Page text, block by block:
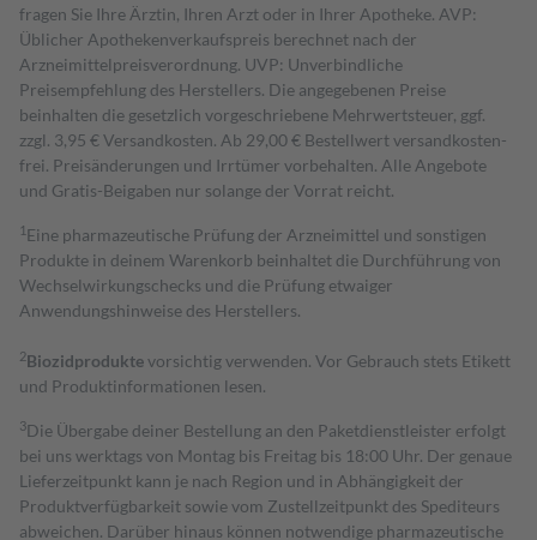
fragen Sie Ihre Ärztin, Ihren Arzt oder in Ihrer Apotheke. AVP:
Üblicher Apothekenverkaufspreis berechnet nach der
Arzneimittelpreisverordnung. UVP: Unverbindliche
Preisempfehlung des Herstellers. Die angegebenen Preise
beinhalten die gesetzlich vorgeschriebene Mehrwertsteuer, ggf.
zzgl. 3,95 € Versandkosten. Ab 29,00 € Bestell­wert versand­kosten­
frei. Preisänderungen und Irrtümer vorbehalten. Alle Angebote
und Gratis-Beigaben nur solange der Vorrat reicht.
1 Eine pharmazeutische Prüfung der Arzneimittel und sonstigen
Produkte in deinem Warenkorb beinhaltet die Durchführung von
Wechselwirkungschecks und die Prüfung etwaiger
Anwendungshinweise des Herstellers.
2Biozidproduktevorsichtig verwenden. Vor Gebrauch stets Etikett
und Produktinformationen lesen.
3Die Übergabe deiner Bestellung an den Paketdienstleister erfolgt
bei uns werktags von Montag bis Freitag bis 18:00 Uhr. Der genaue
Lieferzeitpunkt kann je nach Region und in Abhängigkeit der
Produktverfügbarkeit sowie vom Zustellzeitpunkt des Spediteurs
abweichen. Darüber hinaus können notwendige pharmazeutische